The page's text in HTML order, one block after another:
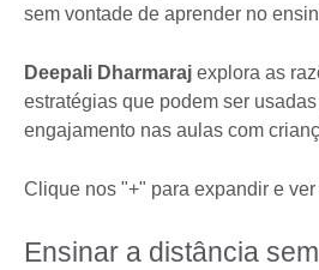
sem vontade de aprender no
Deepali Dharmaraj explora as
estratégias que podem ser
engajamento nas aulas com
Clique nos "+" para expandir e
Ensinar a distância